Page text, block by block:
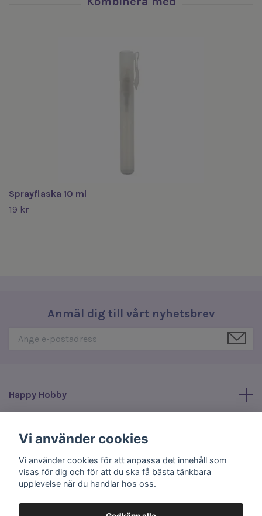
Sprayflaska 10 ml
19 kr
Anmäl dig till vårt nyhetsbrev
Happy Hobby
Sociala medier
Vi använder cookies
Vi använder cookies för att anpassa det innehåll som
visas för dig och för att du ska få bästa tänkbara
upplevelse när du handlar hos oss.